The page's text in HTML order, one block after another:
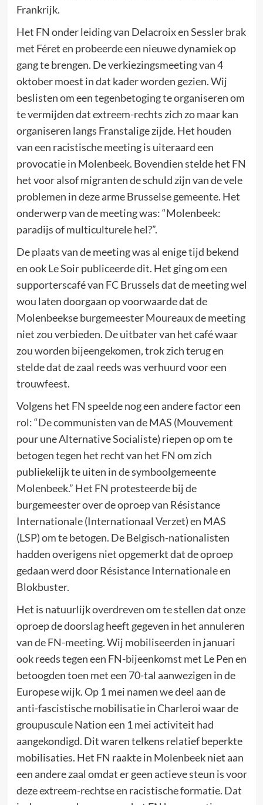
Frankrijk.
Het FN onder leiding van Delacroix en Sessler brak
met Féret en probeerde een nieuwe dynamiek op
gang te brengen. De verkiezingsmeeting van 4
oktober moest in dat kader worden gezien. Wij
beslisten om een tegenbetoging te organiseren om
te vermijden dat extreem-rechts zich zo maar kan
organiseren langs Franstalige zijde. Het houden
van een racistische meeting is uiteraard een
provocatie in Molenbeek. Bovendien stelde het FN
het voor alsof migranten de schuld zijn van de vele
problemen in deze arme Brusselse gemeente. Het
onderwerp van de meeting was: “Molenbeek:
paradijs of multiculturele hel?”.
De plaats van de meeting was al enige tijd bekend
en ook Le Soir publiceerde dit. Het ging om een
supporterscafé van FC Brussels dat de meeting wel
wou laten doorgaan op voorwaarde dat de
Molenbeekse burgemeester Moureaux de meeting
niet zou verbieden. De uitbater van het café waar
zou worden bijeengekomen, trok zich terug en
stelde dat de zaal reeds was verhuurd voor een
trouwfeest.
Volgens het FN speelde nog een andere factor een
rol: “De communisten van de MAS (Mouvement
pour une Alternative Socialiste) riepen op om te
betogen tegen het recht van het FN om zich
publiekelijk te uiten in de symboolgemeente
Molenbeek.” Het FN protesteerde bij de
burgemeester over de oproep van Résistance
Internationale (Internationaal Verzet) en MAS
(LSP) om te betogen. De Belgisch-nationalisten
hadden overigens niet opgemerkt dat de oproep
gedaan werd door Résistance Internationale en
Blokbuster.
Het is natuurlijk overdreven om te stellen dat onze
oproep de doorslag heeft gegeven in het annuleren
van de FN-meeting. Wij mobiliseerden in januari
ook reeds tegen een FN-bijeenkomst met Le Pen en
betoogden toen met een 70-tal aanwezigen in de
Europese wijk. Op 1 mei namen we deel aan de
anti-fascistische mobilisatie in Charleroi waar de
groupuscule Nation een 1 mei activiteit had
aangekondigd. Dit waren telkens relatief beperkte
mobilisaties. Het FN raakte in Molenbeek niet aan
een andere zaal omdat er geen actieve steun is voor
deze extreem-rechtse en racistische formatie. Dat